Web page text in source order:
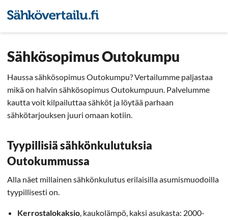
Sähkösopimus Outokumpu
Haussa sähkösopimus Outokumpu? Vertailumme paljastaa
mikä on halvin sähkösopimus Outokumpuun. Palvelumme
kautta voit kilpailuttaa sähköt ja löytää parhaan
sähkötarjouksen juuri omaan kotiin.
Tyypillisiä sähkönkulutuksia
Outokummussa
Alla näet millainen sähkönkulutus erilaisilla asumismuodoilla
tyypillisesti on.
Kerrostalokaksio, kaukolämpö, kaksi asukasta: 2000-